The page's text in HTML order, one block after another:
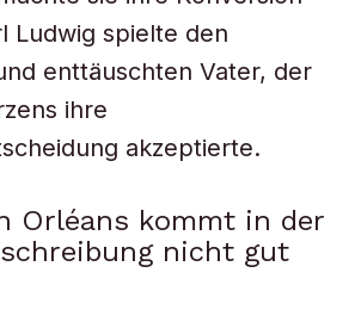
Ludwig spielte den
enttäuschten Vater, der
ihre
akzeptierte.
Orléans kommt in der
nicht gut